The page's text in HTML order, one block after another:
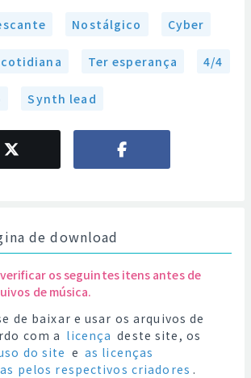
Nostálgico Cyber
Ter esperança 4/4
Synth lead
de download
os seguintes itens antes de
de música.
de baixar e usar os arquivos de
com a licença deste site, os
do site e as licenças
pelos respectivos criadores .